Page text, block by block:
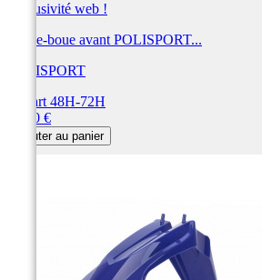
Exclusivité web !
Garde-boue avant POLISPORT...
POLISPORT
Départ 48H-72H
55,00 €
Ajouter au panier